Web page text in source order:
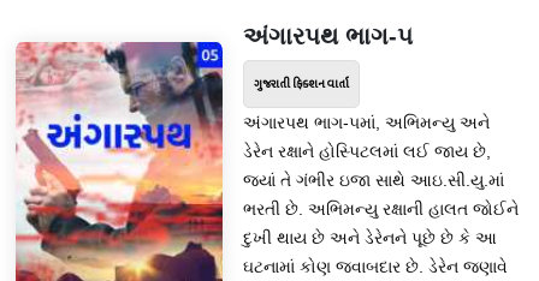
અંગારપથ ભાગ-૫
ગુજરાતી ફિક્શન વાર્તા
અંગારપથ ભાગ-૫માં, અભિમન્યુ અને
ડેરેન રક્ષાને હોસ્પિટલમાં લઈ જાય છે,
જ્યાં તે ગંભીર ઇજા સાથે આઇ.સી.યુ.માં
ભરતી છે. અભિમન્યુ રક્ષાની હાલત જોઈને
દુખી થાય છે અને ડેરેનને પૂછે છે કે આ
ઘટનામાં કોણ જવાબદાર છે. ડેરેન જણાવે